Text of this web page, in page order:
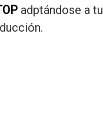
adptándose a tu